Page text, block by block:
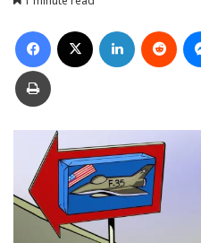
Facebook LinkedIn
Տպել